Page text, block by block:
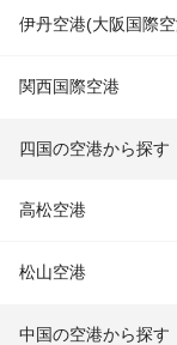
伊丹空港(大阪国際
関西国際空港
四国の空港から探す
高松空港
松山空港
中国の空港から探す